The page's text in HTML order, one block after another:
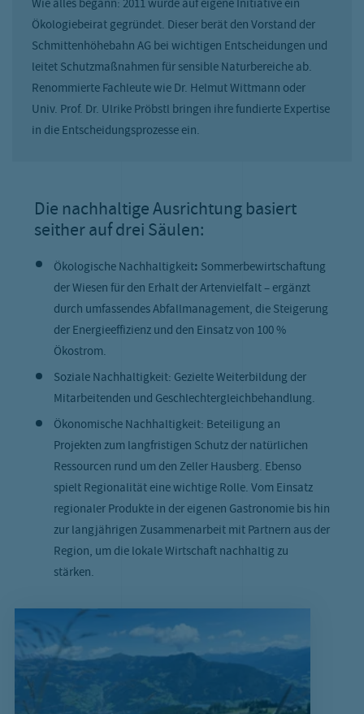
Wie alles begann: 2011 wurde auf eigene Initiative ein
Ökologiebeirat gegründet. Dieser berät den Vorstand der
Schmittenhöhebahn AG bei wichtigen Entscheidungen und
leitet Schutzmaßnahmen für sensible Naturbereiche ab.
Renommierte Fachleute wie Dr. Helmut Wittmann oder
Univ. Prof. Dr. Ulrike Pröbstl bringen ihre fundierte Expertise
in die Entscheidungsprozesse ein.
Die nachhaltige Ausrichtung basiert
seither auf drei Säulen:
Ökologische Nachhaltigkeit: Sommerbewirtschaftung
der Wiesen für den Erhalt der Artenvielfalt – ergänzt
durch umfassendes Abfallmanagement, die Steigerung
der Energieeffizienz und den Einsatz von 100 %
Ökostrom.
Soziale Nachhaltigkeit: Gezielte Weiterbildung der
Mitarbeitenden und Geschlechtergleichbehandlung.
Ökonomische Nachhaltigkeit: Beteiligung an
Projekten zum langfristigen Schutz der natürlichen
Ressourcen rund um den Zeller Hausberg. Ebenso
spielt Regionalität eine wichtige Rolle. Vom Einsatz
regionaler Produkte in der eigenen Gastronomie bis hin
zur langjährigen Zusammenarbeit mit Partnern aus der
Region, um die lokale Wirtschaft nachhaltig zu
stärken.